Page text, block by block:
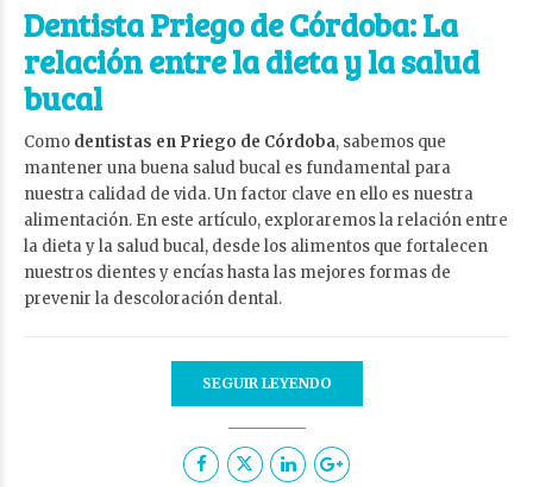
Dentista Priego de Córdoba: La
relación entre la dieta y la salud
bucal
Como dentistas en Priego de Córdoba, sabemos que
mantener una buena salud bucal es fundamental para
nuestra calidad de vida. Un factor clave en ello es nuestra
alimentación. En este artículo, exploraremos la relación entre
la dieta y la salud bucal, desde los alimentos que fortalecen
nuestros dientes y encías hasta las mejores formas de
prevenir la descoloración dental.
SEGUIR LEYENDO